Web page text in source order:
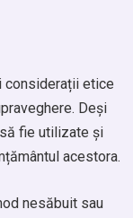
considerații etice
Deși
fie utilizate și
acestora.
nesăbuit sau